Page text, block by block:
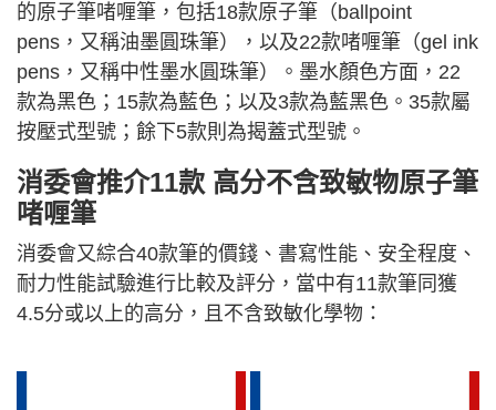
的原子筆啫喱筆，包括18款原子筆（ballpoint
pens，又稱油墨圓珠筆），以及22款啫喱筆（gel ink
pens，又稱中性墨水圓珠筆）。墨水顏色方面，22
款為黑色；15款為藍色；以及3款為藍黑色。35款屬
按壓式型號；餘下5款則為揭蓋式型號。
消委會推介11款 高分不含致敏物原子筆
啫喱筆
消委會又綜合40款筆的價錢、書寫性能、安全程度、
耐力性能試驗進行比較及評分，當中有11款筆同獲
4.5分或以上的高分，且不含致敏化學物：